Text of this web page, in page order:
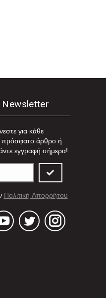
για κάθε
πρόσφατο άρθρο ή
εγγραφή σήμερα!
Πολιτική Απορρήτου
YouTubeTwitter Instagram